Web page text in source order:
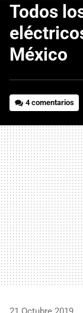
Todos
México
4 comentarios